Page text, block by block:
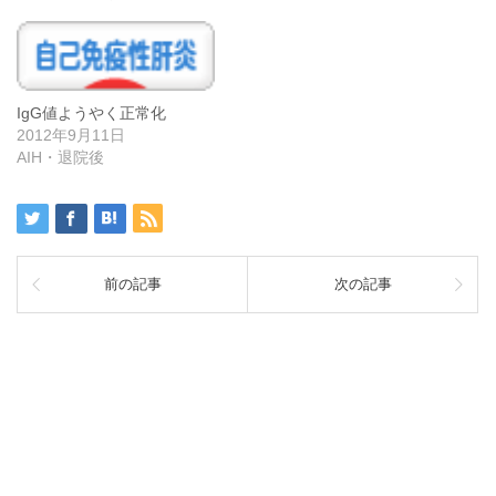
IgG値ようやく正常化
2012年9月11日
AIH・退院後
前の記事 次の記事